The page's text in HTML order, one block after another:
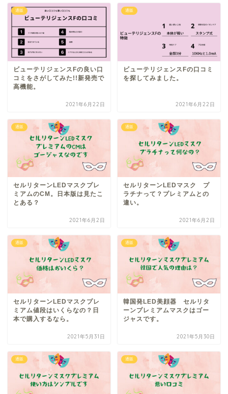
通販
ビューテリジェンスFの良い口
コミをさがしてみた!!新発売で
高機能。
2021年6月22日
通販
ビューテリジェンスFの口コミ
を探してみました。
2021年6月22日
通販
セルリターンLEDマスクプレ
ミアムのCM。日本版は見たこ
とある？
2021年6月2日
通販
セルリターンLEDマスク プ
ラチナって？プレミアムとの
違い。
2021年6月2日
通販
セルリターンLEDマスクプレ
ミアム値段はいくらなの？日
本で購入するなら。
2021年5月31日
通販
韓国発LED美顔器 セルリタ
ーンプレミアムマスクはゴー
ジャスです。
2021年5月30日
通販 通販